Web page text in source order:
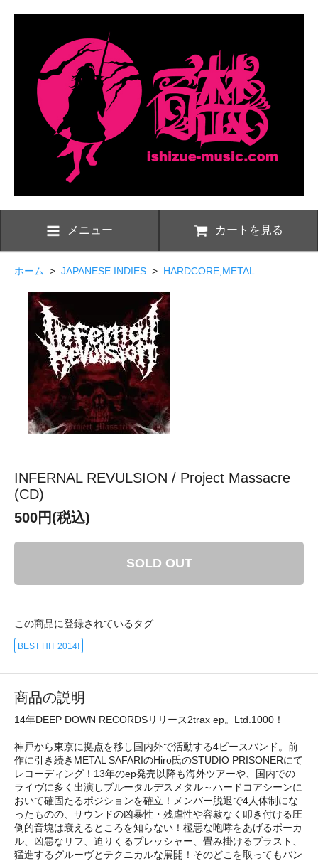
メニュー カートを見る
ホーム > JAPANESE INDIES > HARDCORE,METAL
INFERNAL REVULSION / Project Massacre
(CD)
500円(税込)
SOLD OUT
この商品に登録されているタグ
BEST HIT 2014!
商品の説明
14年DEEP DOWN RECORDSリリース2trax ep。Ltd.1000！
神戸から東京に拠点を移し国内外で活動する4ピースバンド。前
作に引き続きMETAL SAFARIのHiro氏のSTUDIO PRISONERにて
レコーディング！13年のep発売以降も海外ツアーや、国内での
ライヴに多く出演しブルータルデスメタル～ハードコアシーンに
おいて確固たるポジションを確立！メンバー脱退で4人体制にな
ったものの、サウンドの凶暴性・残虐性や容赦なく叩き付ける圧
倒的音塊は衰えるところを知らない！極悪な咆哮をあげるボーカ
ル、凶悪なリフ、迫りくるプレッシャー、畳み掛けるブラスト、
猛進するグルーヴとテクニカルな展開！そのどこを取ってもバン